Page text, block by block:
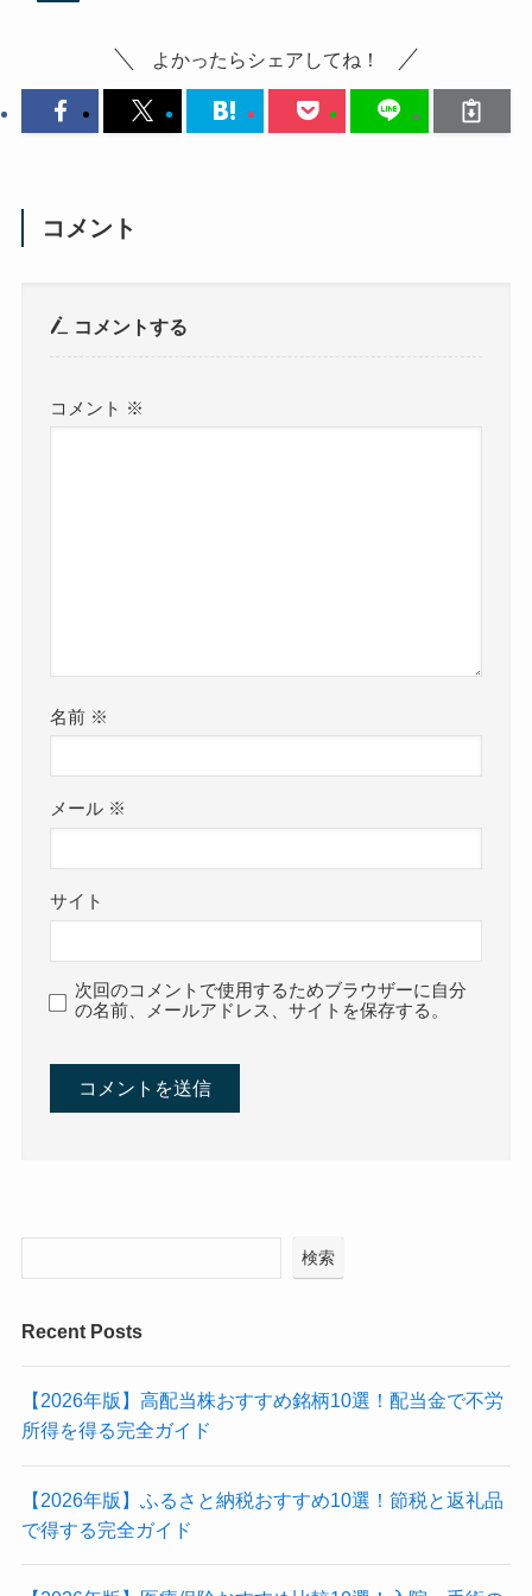
よかったらシェアしてね！
コメント
コメントする
コメント ※
名前 ※
メール ※
サイト
次回のコメントで使用するためブラウザーに自分
の名前、メールアドレス、サイトを保存する。
検索
Recent Posts
【2026年版】高配当株おすすめ銘柄10選！配当金で不労
所得を得る完全ガイド
【2026年版】ふるさと納税おすすめ10選！節税と返礼品
で得する完全ガイド